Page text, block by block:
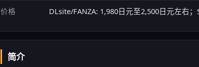
价格 DLsite/FANZA: 1,980日元至2,500日元左右；
简介